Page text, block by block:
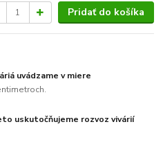
Pridať do košíka
uvádzame v miere
uskutočňujeme rozvoz vivárií